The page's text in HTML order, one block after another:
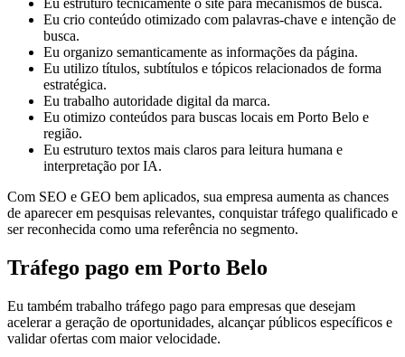
Eu estruturo tecnicamente o site para mecanismos de busca.
Eu crio conteúdo otimizado com palavras-chave e intenção de
busca.
Eu organizo semanticamente as informações da página.
Eu utilizo títulos, subtítulos e tópicos relacionados de forma
estratégica.
Eu trabalho autoridade digital da marca.
Eu otimizo conteúdos para buscas locais em Porto Belo e
região.
Eu estruturo textos mais claros para leitura humana e
interpretação por IA.
Com SEO e GEO bem aplicados, sua empresa aumenta as chances
de aparecer em pesquisas relevantes, conquistar tráfego qualificado e
ser reconhecida como uma referência no segmento.
Tráfego pago em Porto Belo
Eu também trabalho tráfego pago para empresas que desejam
acelerar a geração de oportunidades, alcançar públicos específicos e
validar ofertas com maior velocidade.